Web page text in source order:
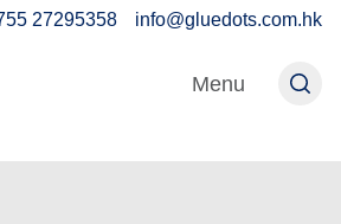
27295358 info@gluedots.com.hk
Menu